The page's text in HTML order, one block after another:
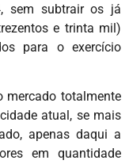
sem subtrair os já
e trinta mil)
para o exercício
mercado totalmente
atual, se mais
apenas daqui a
em quantidade